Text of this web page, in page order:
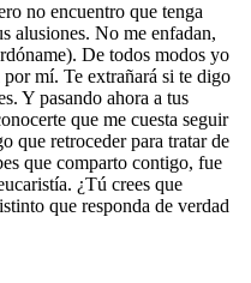
no encuentro que tenga
alusiones. No me enfadan,
De todos modos yo
por mí. Te extrañará si te digo
Y pasando ahora a tus
que me cuesta seguir
que retroceder para tratar de
que comparto contigo, fue
¿Tú crees que
que responda de verdad